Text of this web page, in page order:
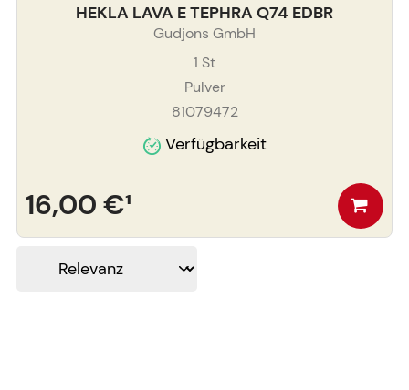
HEKLA LAVA E TEPHRA Q74 EDBR
Gudjons GmbH
1 St
Pulver
81079472
Verfügbarkeit
16,00 €¹